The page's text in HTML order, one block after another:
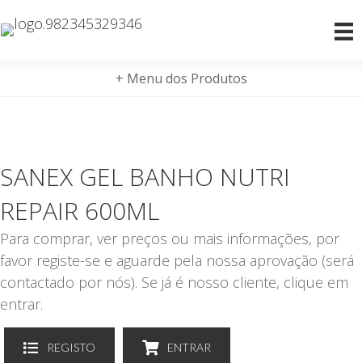
+ Menu dos Produtos
SANEX GEL BANHO NUTRI
REPAIR 600ML
Para comprar, ver preços ou mais informações, por
favor registe-se e aguarde pela nossa aprovação (será
contactado por nós). Se já é nosso cliente, clique em
entrar.
REGISTO ENTRAR